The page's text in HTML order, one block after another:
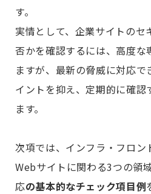
す。
実情として、企業サイトのセ
否かを確認するには、高度な
ますが、最新の脅威に対応
イントを抑え、定期的に確認
ます。
次項では、インフラ・フロン
Webサイトに関わる3つの領
応の基本的なチェック項目例